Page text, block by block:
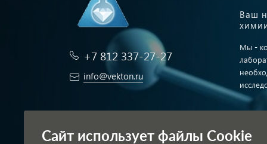
+7 812 337-27-27
info@vekton.ru
Ваш
Мы -
Сайт использует файлы Cookie